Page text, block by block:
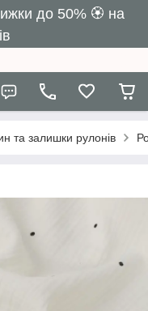
до 50% 🏵️ на
та залишки рулонів